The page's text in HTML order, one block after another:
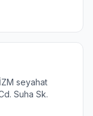
seyahat
Suha Sk.